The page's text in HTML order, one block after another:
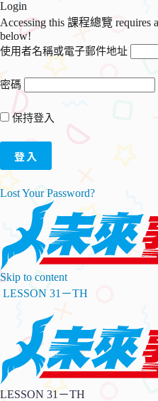
Login
Accessing this 課程總覽 requires
below!
使用者名稱或電子郵件地址
密碼
保持登入
Lost Your Password?
Skip to content
LESSON 31－TH
LESSON 31－TH